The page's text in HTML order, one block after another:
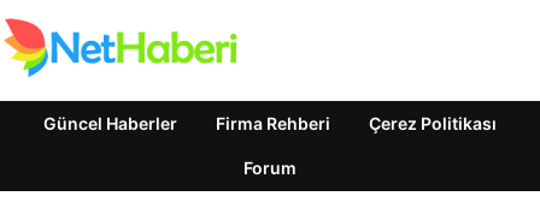
Güncel Haberler Firma Rehberi Çerez Politikası
Forum